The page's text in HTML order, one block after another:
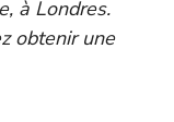
à Londres.
obtenir une